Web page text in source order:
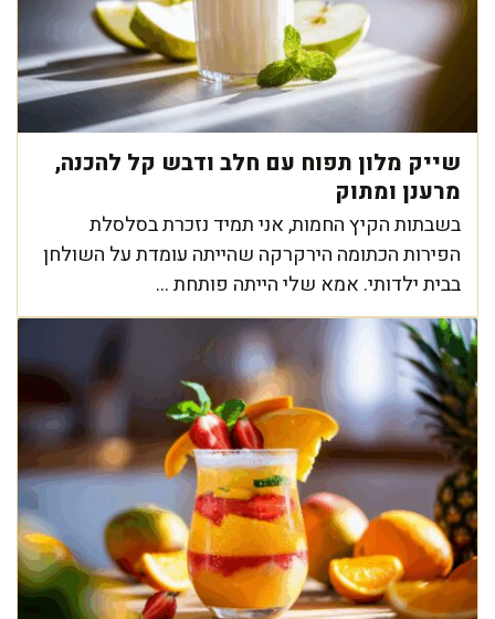
שייק מלון תפוח עם חלב ודבש קל להכנה,
מרענן ומתוק
בשבתות הקיץ החמות, אני תמיד נזכרת בסלסלת
הפירות הכתומה הירקרקה שהייתה עומדת על השולחן
בבית ילדותי. אמא שלי הייתה פותחת ...